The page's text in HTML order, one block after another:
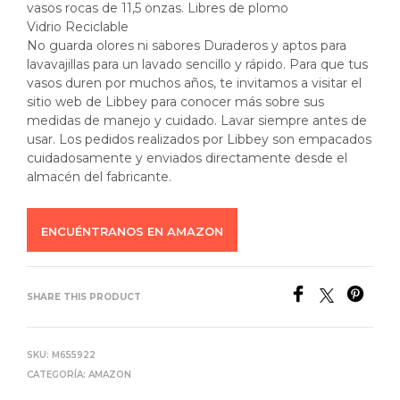
vasos rocas de 11,5 onzas. Libres de plomo
Vidrio Reciclable
No guarda olores ni sabores Duraderos y aptos para
lavavajillas para un lavado sencillo y rápido. Para que tus
vasos duren por muchos años, te invitamos a visitar el
sitio web de Libbey para conocer más sobre sus
medidas de manejo y cuidado. Lavar siempre antes de
usar. Los pedidos realizados por Libbey son empacados
cuidadosamente y enviados directamente desde el
almacén del fabricante.
ENCUÉNTRANOS EN AMAZON
SHARE THIS PRODUCT
SKU: M655922
CATEGORÍA: AMAZON